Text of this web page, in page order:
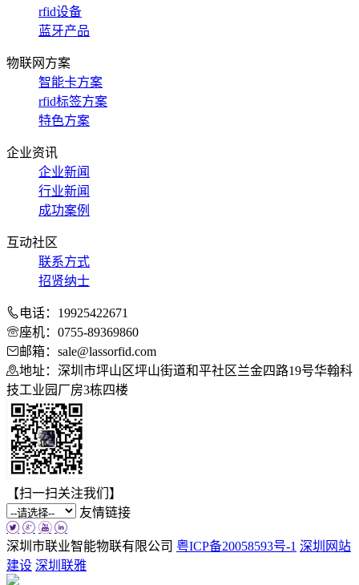
rfid设备
蓝牙产品
物联网方案
智能卡方案
rfid标签方案
特色方案
企业资讯
企业新闻
行业新闻
成功案例
互动社区
联系方式
招贤纳士
电话：19925422671
座机：0755-89369860
邮箱：sale@lassorfid.com
地址：深圳市坪山区坪山街道和平社区兰金四路19号华翰科
技工业园厂房3栋四楼
【扫一扫关注我们】
友情链接
深圳市联业智能物联有限公司 粤ICP备20058593号-1 深圳网站
建设 深圳联雅